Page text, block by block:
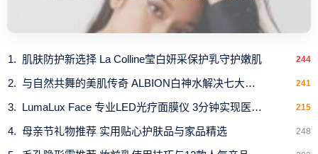
肌肤防护新选择 La Colline莹白妍采保护乳守护嫩肌 244
与自然共舞的美肌传奇 ALBION白神水解决七大肌肤 241
LumaLux Face 专业LED光疗面膜仪 3分钟实现医美级肌 215
母亲节礼物推荐 实用贴心护肤品与家品精选 248